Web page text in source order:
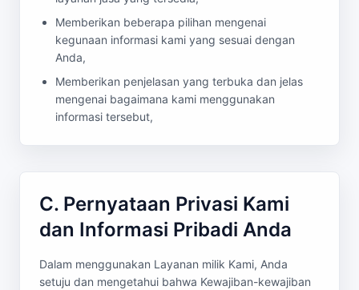
Memberikan beberapa pilihan mengenai
kegunaan informasi kami yang sesuai dengan
Anda,
Memberikan penjelasan yang terbuka dan jelas
mengenai bagaimana kami menggunakan
informasi tersebut,
C. Pernyataan Privasi Kami
dan Informasi Pribadi Anda
Dalam menggunakan Layanan milik Kami, Anda
setuju dan mengetahui bahwa Kewajiban-kewajiban